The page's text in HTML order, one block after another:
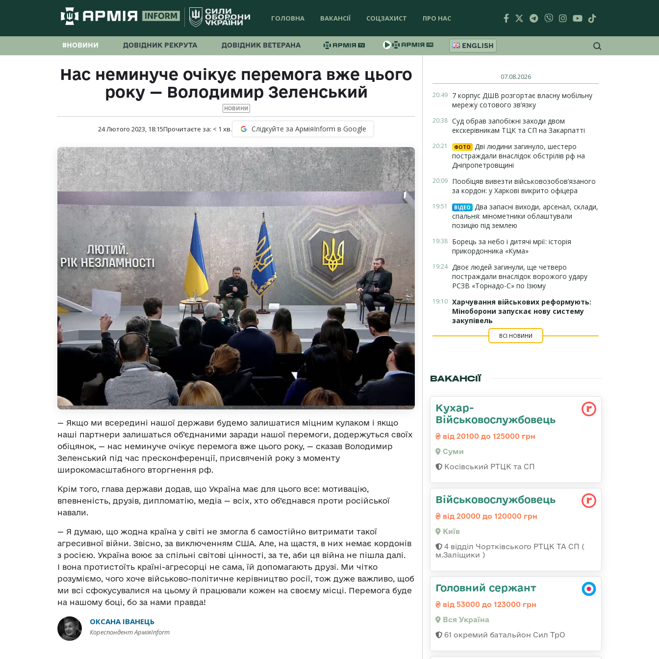
ГОЛОВНА ВАКАНСІЇ СОЦЗАХИСТ ПРО НАС
#НОВИНИ ДОВІДНИК РЕКРУТА ДОВІДНИК ВЕТЕРАНА ENGLISH
Нас неминуче очікує перемога вже цього
року — Володимир Зеленський
НОВИНИ
24 Лютого 2023, 18:15Прочитаєте за: < 1 хв. Слідкуйте за АрміяInform в Google
— Якщо ми всередині нашої держави будемо залишатися міцним кулаком і якщо
наші партнери залишаться об’єднаними заради нашої перемоги, додержуться своїх
обіцянок, — нас неминуче очікує перемога вже цього року, — сказав Володимир
Зеленський під час пресконференції, присвяченій року з моменту
широкомасштабного вторгнення рф.
Крім того, глава держави додав, що Україна має для цього все: мотивацію,
впевненість, друзів, дипломатію, медіа — всіх, хто об’єднався проти російської
навали.
— Я думаю, що жодна країна у світі не змогла б самостійно витримати такої
агресивної війни. Звісно, за виключенням США. Але, на щастя, в них немає кордонів
з росією. Україна воює за спільні світові цінності, за те, аби ця війна не пішла далі.
І вона протистоїть країні-агресорці не сама, їй допомагають друзі. Ми чітко
розуміємо, чого хоче військово-політичне керівництво росії, тож дуже важливо, щоб
ми всі сфокусувалися на цьому й працювали кожен на своєму місці. Перемога буде
на нашому боці, бо за нами правда!
ОКСАНА ІВАНЕЦЬ
Кореспондент АрміяInform
07.08.2026
20:49 7 корпус ДШВ розгортає власну мобільну
мережу сотового зв’язку
20:38 Суд обрав запобіжні заходи двом
екскерівникам ТЦК та СП на Закарпатті
20:21 ФОТО
Дві людини загинуло, шестеро
постраждали внаслідок обстрілів рф на
Дніпропетровщині
20:09 Пообіцяв вивезти військовозобов’язаного
за кордон: у Харкові викрито офіцера
19:51 ВІДЕО
Два запасні виходи, арсенал, склади,
спальня: мінометники облаштували
позицію під землею
19:38 Борець за небо і дитячі мрії: історія
прикордонника «Кума»
19:24 Двоє людей загинули, ще четверо
постраждали внаслідок ворожого удару
РСЗВ «Торнадо-С» по Ізюму
19:10 Харчування військових реформують:
Міноборони запускає нову систему
закупівель
ВСІ НОВИНИ
ВАКАНСІЇ
Кухар-
Військовослужбовець
від 20100 до 125000 грн
Суми
Косівський РТЦК та СП
Військовослужбовець
від 20000 до 120000 грн
Київ
4 відділ Чортківського РТЦК ТА СП (
м.Заліщики )
Головний сержант
від 53000 до 123000 грн
Вся Україна
61 окремий батальйон Сил ТрО